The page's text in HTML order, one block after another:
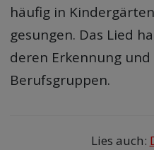
häufig in
gesungen. Das Lied
deren Erkennung
Berufsgruppen.
Lies auch: